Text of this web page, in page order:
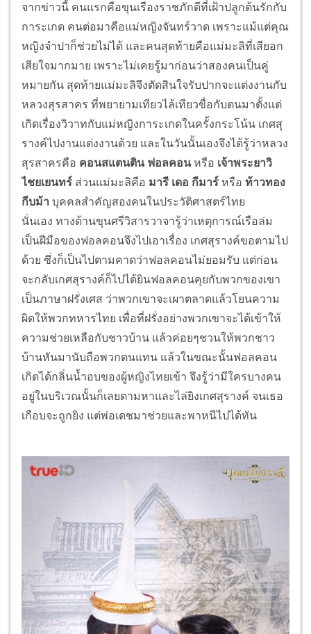
จากข่าวนี้ คนแรกคือขุนเรืองราชภักดีที่เฝ้าปลูกต้นรักกับ
การะเกด คนต่อมาคือแม่หญิงจันทร์วาด เพราะแม้แต่คุณ
หญิงจำปาก็ช่วยไม่ได้ และคนสุดท้ายคือแม่มะลิที่เสียอก
เสียใจมากมาย เพราะไม่เคยรู้มาก่อนว่าสองคนเป็นคู่
หมายกัน สุดท้ายแม่มะลิจึงตัดสินใจรับปากจะแต่งงานกับ
หลวงสุรสาคร ที่พยายามเทียวไล้เทียวขื่อกับตนมาตั้งแต่
เกิดเรื่องวิวาทกับแม่หญิงการะเกดในครั้งกระโน้น เกศสุ
รางค์ไปงานแต่งงานด้วย และในวันนั้นเองจึงได้รู้ว่าหลวง
สุรสาครคือ คอนสแตนติน ฟอลคอนหรือ เจ้าพระยาวิ
ไชยเยนทร์ ส่วนแม่มะลิคือ มารี เดอ กีมาร์ หรือ ท้าวทอง
กีบม้า บุคคลสำคัญสองคนในประวัติศาสตร์ไทย
นั่นเอง ทางด้านขุนศรีวิสารวาจารู้ว่าเหตุการณ์เรือล่ม
เป็นฝีมือของฟอลคอนจึงไปเอาเรื่อง เกศสุรางค์ขอตามไป
ด้วย ซึ่งก็เป็นไปตามคาดว่าฟอลคอนไม่ยอมรับ แต่ก่อน
จะกลับเกศสุรางค์ก็ไปได้ยินฟอลคอนคุยกับพวกของเขา
เป็นภาษาฝรั่งเศส ว่าพวกเขาจะเผาตลาดแล้วโยนความ
ผิดให้พวกทหารไทย เพื่อที่ฝรั่งอย่างพวกเขาจะได้เข้าให้
ความช่วยเหลือกับชาวบ้าน แล้วค่อยๆชวนให้พวกชาว
บ้านหันมานับถือพวกตนแทน แล้วในขณะนั้นฟอลคอน
เกิดได้กลิ่นน้ำอบของผู้หญิงไทยเข้า จึงรู้ว่ามีใครบางคน
อยู่ในบริเวณนั้นก็เลยตามหาและไล่ยิงเกศสุรางค์ จนเธอ
เกือบจะถูกยิง แต่พ่อเดชมาช่วยและพาหนีไปได้ทัน